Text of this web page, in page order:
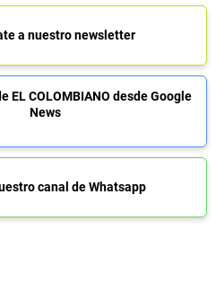
a nuestro newsletter
EL COLOMBIANO desde Google
News
canal de Whatsapp